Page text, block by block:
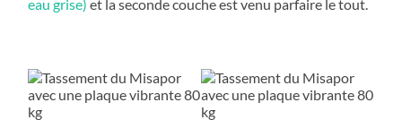
eau grise)et la seconde couche est venu parfaire le tout.